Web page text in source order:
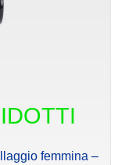
femmina –